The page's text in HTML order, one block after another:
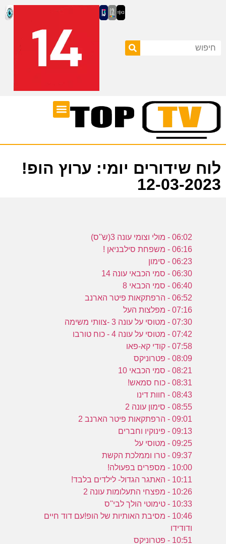
לוח שידורים יומי: ערוץ הופ!
12-03-2023
06:02 - מולי וצומי עונה 3(ש''ס)
06:16 - משפחת סילבניאן !
06:23 - סימון
06:30 - סמי הכבאי עונה 14
06:40 - סמי הכבאי 8
06:52 - הרפתקאות פיטר הארנב
07:16 - מפלצות העל
07:30 - מטוסי על עונה 3 -צוותי משימה
07:42 - מטוסי על עונה 4 - כוח טורבו
07:58 - קודי קא-פאו
08:09 - פטרוניקס
08:21 - סמי הכבאי 10
08:31 - כוח סמאש!
08:43 - חוות דינו
08:55 - סימון עונה 2
09:01 - הרפתקאות פיטר הארנב 2
09:13 - פינוקיו וחברים
09:25 - מטוסי על
09:37 - טרו וממלכת הקשת
10:00 - מספרים בפעולה!
10:11 - האתגר הגדול- לילדים בלבד!
10:26 - מפצחי התעלומות עונה 2
10:33 - טימוטי הולך לבי''ס
10:46 - מסיבת האותיות של הופ!עם דוד חיים
ודודידו
10:51 - פטרוניקס